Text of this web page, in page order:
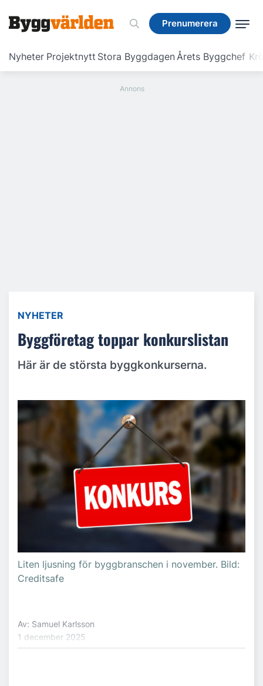
Prenumerera
Nyheter Projektnytt Stora ByggdagenÅrets Byggchef
Prenumerera
NYHETER
Byggföretag toppar konkurslistan
Här är de största byggkonkurserna.
Liten ljusning för byggbranschen i november. Bild:
Creditsafe
Av: Samuel Karlsson
1 december 2025